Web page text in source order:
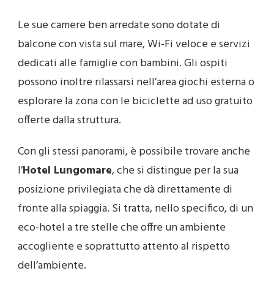
Le sue camere ben arredate sono dotate di
balcone con vista sul mare, Wi-Fi veloce e servizi
dedicati alle famiglie con bambini. Gli ospiti
possono inoltre rilassarsi nell’area giochi esterna o
esplorare la zona con le biciclette ad uso gratuito
offerte dalla struttura.
Con gli stessi panorami, è possibile trovare anche
l’Hotel Lungomare, che si distingue per la sua
posizione privilegiata che dà direttamente di
fronte alla spiaggia. Si tratta, nello specifico, di un
eco-hotel a tre stelle che offre un ambiente
accogliente e soprattutto attento al rispetto
dell’ambiente.